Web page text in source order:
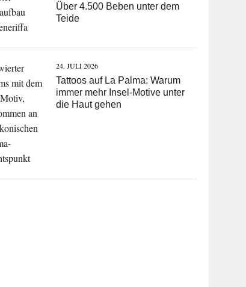
Über 4.500 Beben unter dem
Teide
24. JULI 2026
Tattoos auf La Palma: Warum
immer mehr Insel-Motive unter
die Haut gehen